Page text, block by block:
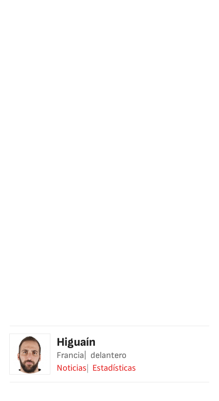
Higuaín
Francia delantero
Noticias Estadísticas